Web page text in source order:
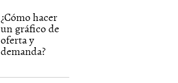
¿Cómo hacer
un gráfico de
oferta y
demanda?